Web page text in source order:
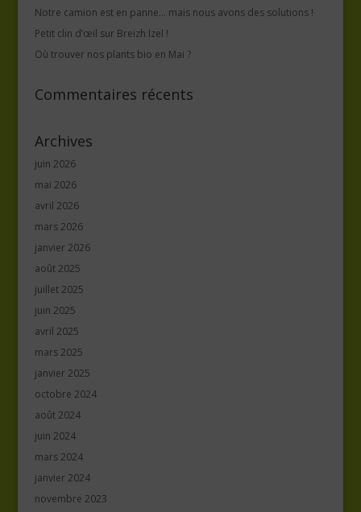
Notre camion est en panne… mais nous avons des solutions !
Petit clin d’œil sur Breizh Izel !
Où trouver nos plants bio en Mai ?
Commentaires récents
Archives
juin 2026
mai 2026
avril 2026
mars 2026
janvier 2026
août 2025
juillet 2025
juin 2025
avril 2025
mars 2025
janvier 2025
octobre 2024
août 2024
juin 2024
mars 2024
janvier 2024
novembre 2023